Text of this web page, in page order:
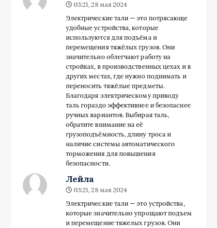
03:21, 28 мая 2024
Электрические тали — это потрясающе
удобные устройства, которые
используются для подъёма и
перемещения тяжёлых грузов. Они
значительно облегчают работу на
стройках, в производственных цехах и в
других местах, где нужно поднимать и
переносить тяжёлые предметы.
Благодаря электрическому приводу
таль гораздо эффективнее и безопаснее
ручных вариантов. Выбирая таль,
обратите внимание на её
грузоподъёмность, длину троса и
наличие системы автоматического
торможения для повышения
безопасности.
Лейла
03:21, 28 мая 2024
Электрические тали — это устройства,
которые значительно упрощают подъем
и перемещение тяжелых грузов. Они